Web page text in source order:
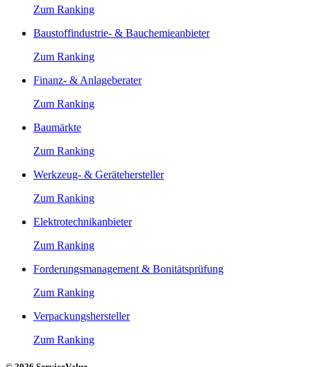
Zum Ranking
Baustoffindustrie- & Bauchemieanbieter
Zum Ranking
Finanz- & Anlageberater
Zum Ranking
Baumärkte
Zum Ranking
Werkzeug- & Gerätehersteller
Zum Ranking
Elektrotechnikanbieter
Zum Ranking
Forderungsmanagement & Bonitätsprüfung
Zum Ranking
Verpackungshersteller
Zum Ranking